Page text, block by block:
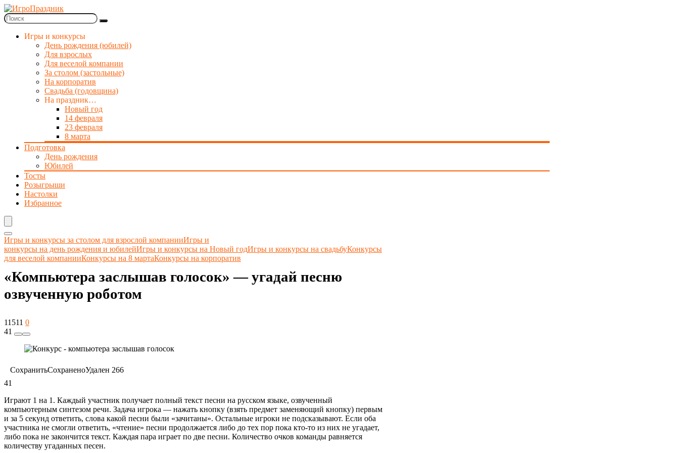
Игры и конкурсы
День рождения (юбилей)
Для взрослых
Для веселой компании
За столом (застольные)
На корпоратив
Свадьба (годовщина)
На праздник…
Новый год
14 февраля
23 февраля
8 марта
Подготовка
День рождения
Юбилей
Тосты
Розыгрыши
Настолки
Избранное
Игры и конкурсы за столом для взрослой компанииИгры и
конкурсы на день рождения и юбилейИгры и конкурсы на Новый годИгры и конкурсы на свадьбуКонкурсы
для веселой компанииКонкурсы на 8 мартаКонкурсы на корпоратив
«Компьютера заслышав голосок» — угадай песню
озвученную роботом
11511 0
41
СохранитьСохраненоУдален 266
41
Играют 1 на 1. Каждый участник получает полный текст песни на русском языке, озвученный
компьютерным синтезом речи. Задача игрока — нажать кнопку (взять предмет заменяющий кнопку) первым
и за 5 секунд ответить, слова какой песни были «зачитаны». Остальные игроки не подсказывают. Если оба
участника не смогли ответить, «чтение» песни продолжается либо до тех пор пока кто-то из них не угадает,
либо пока не закончится текст. Каждая пара играет по две песни. Количество очков команды равняется
количеству угаданных песен.